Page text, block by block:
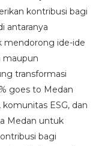
kontribusi bagi
antaranya
mendorong ide-ide
maupun
transformasi
goes to Medan
ESG, dan
Medan untuk
bagi